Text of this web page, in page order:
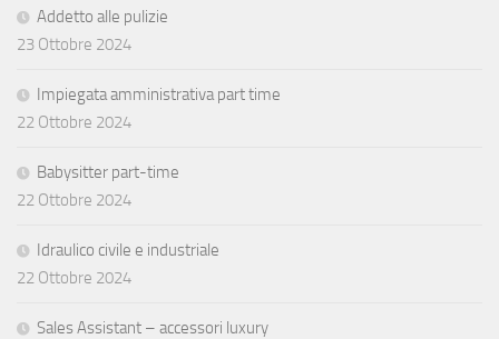
Addetto alle pulizie
23 Ottobre 2024
Impiegata amministrativa part time
22 Ottobre 2024
Babysitter part-time
22 Ottobre 2024
Idraulico civile e industriale
22 Ottobre 2024
Sales Assistant – accessori luxury